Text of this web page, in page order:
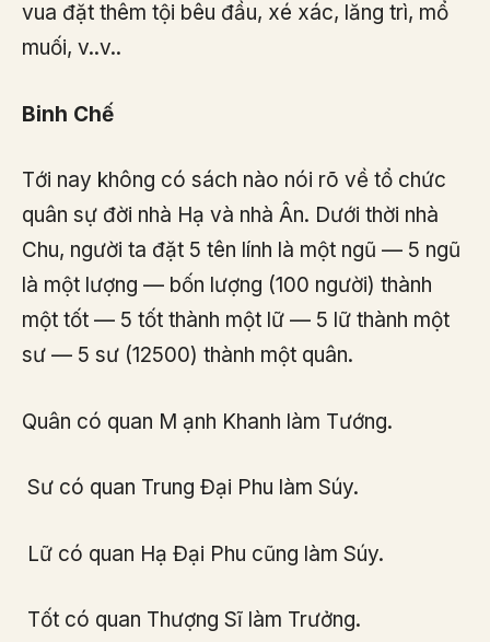
vua đặt thêm tội bêu đầu, xé xác, lăng trì, mổ
muối, v..v..
Binh Chế
Tới nay không có sách nào nói rõ về tổ chức
quân sự đời nhà Hạ và nhà Ân. Dưới thời nhà
Chu, người ta đặt 5 tên lính là một ngũ — 5 ngũ
là một lượng — bốn lượng (100 người) thành
một tốt — 5 tốt thành một lữ — 5 lữ thành một
sư — 5 sư (12500) thành một quân.
Quân có quan M ạnh Khanh làm Tướng.
Sư có quan Trung Đại Phu làm Súy.
Lữ có quan Hạ Đại Phu cũng làm Súy.
Tốt có quan Thượng Sĩ làm Trưởng.